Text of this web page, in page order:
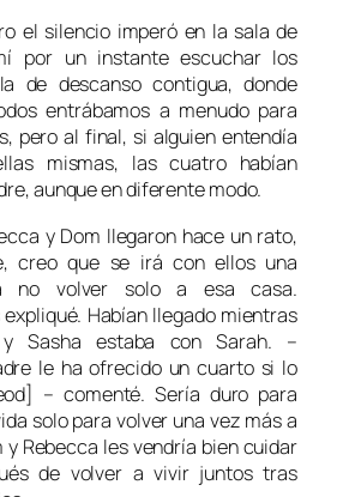
el silencio imperó en la sala de
por un instante escuchar los
de descanso contigua, donde
entrábamos a menudo para
pero al final, si alguien entendía
mismas, las cuatro habían
aunque en diferente modo.
y Dom llegaron hace un rato,
creo que se irá con ellos una
no volver solo a esa casa.
Habían llegado mientras
y Sasha estaba con Sarah. –
le ha ofrecido un cuarto si lo
– comenté. Sería duro para
solo para volver una vez más a
y Rebecca les vendría bien cuidar
de volver a vivir juntos tras